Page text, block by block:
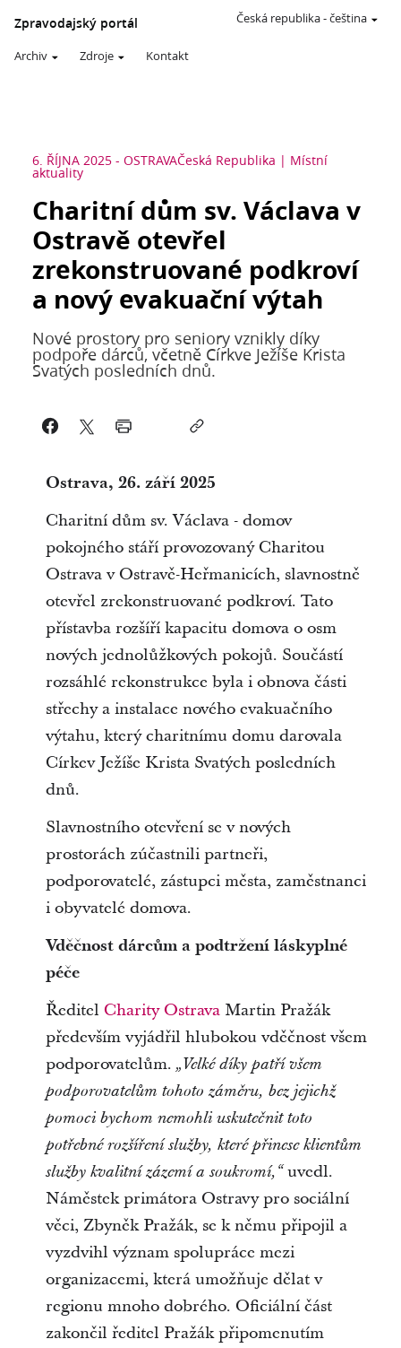
Zpravodajský portál
Archiv Zdroje Kontakt
Česká republika-čeština
6. ŘÍJNA 2025 - OSTRAVAČeská Republika Místní
aktuality
Charitní dům sv. Václava v
Ostravě otevřel
zrekonstruované podkroví
a nový evakuační výtah
Nové prostory pro seniory vznikly díky
podpoře dárců, včetně Církve Ježíše Krista
Svatých posledních dnů.
Ostrava, 26. září 2025
Charitní dům sv. Václava - domov
pokojného stáří provozovaný Charitou
Ostrava v Ostravě-Heřmanicích, slavnostně
otevřel zrekonstruované podkroví. Tato
přístavba rozšíří kapacitu domova o osm
nových jednolůžkových pokojů. Součástí
rozsáhlé rekonstrukce byla i obnova části
střechy a instalace nového evakuačního
výtahu, který charitnímu domu darovala
Církev Ježíše Krista Svatých posledních
dnů.
Slavnostního otevření se v nových
prostorách zúčastnili partneři,
podporovatelé, zástupci města, zaměstnanci
i obyvatelé domova.
Vděčnost dárcům a podtržení láskyplné
péče
Ředitel Charity OstravaMartin Pražák
především vyjádřil hlubokou vděčnost všem
podporovatelům. „Velké díky patří všem
podporovatelům tohoto záměru, bez jejichž
pomoci bychom nemohli uskutečnit toto
potřebné rozšíření služby, které přinese klientům
služby kvalitní zázemí a soukromí,“uvedl.
Náměstek primátora Ostravy pro sociální
věci, Zbyněk Pražák, se k němu připojil a
vyzdvihl význam spolupráce mezi
organizacemi, která umožňuje dělat v
regionu mnoho dobrého. Oficiální část
zakončil ředitel Pražák připomenutím